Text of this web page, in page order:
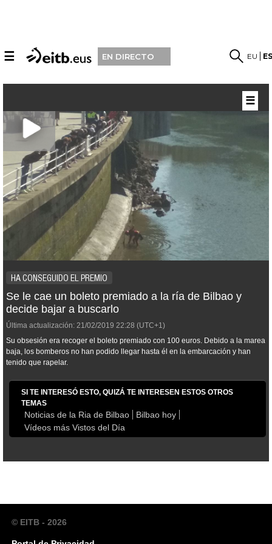
☰ EN DIRECTO EU
HA CONSEGUIDO EL PREMIO
Se le cae un boleto premiado a la ría de Bilbao y
decide bajar a buscarlo
Última actualización: 21/02/2019 22:28 (UTC+1)
Su obsesión era recoger el boleto premiado con 100 euros. Debido a la marea
baja, los bomberos no han podido llegar hasta él en la embarcación y han
tenido que rapelar.
SI TE INTERESÓ ESTO, QUIZÁ TE INTERESEN ESTOS OTROS
TEMAS
Noticias de la Ria de Bilbao
Bilbao hoy
Vídeos más Vistos del Día
☰
© EITB - 2026